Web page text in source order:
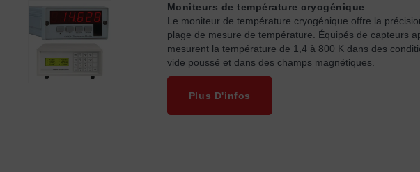
Moniteurs de température cryogénique
Le moniteur de température cryogénique offre la
plage de mesure de température. Équipés de capteurs
mesurent la température de 1,4 à 800 K dans des
vide poussé et dans des champs magnétiques.
Plus D'infos